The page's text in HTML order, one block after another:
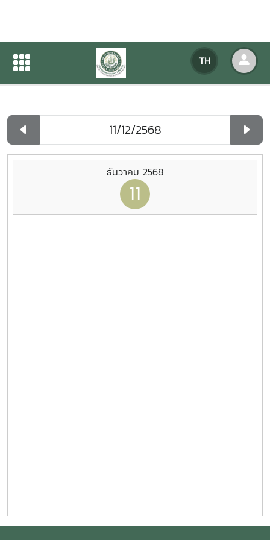
TH
ปฏิทินกิจกรรมของหน่วยงาน
ปฏิทินกิจกรรมของหน่วยงาน
ธันวาคม 2568
11